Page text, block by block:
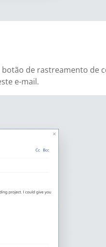
de rastreamento de
e-mail.